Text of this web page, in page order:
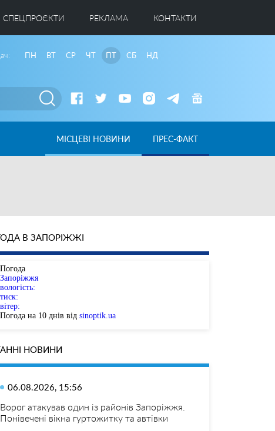
CПЕЦПРОЄКТИ РЕКЛАМА КОНТАКТИ
ПН ВТ СР ЧТ ПТ СБ НД
МІСЦЕВІ НОВИНИ ПРЕС-ФАКТ
В ЗАПОРІЖЖІ
Погода
Запоріжжя
вологість:
тиск:
вітер:
Погода на 10 днів від sinoptik.ua
НОВИНИ
06.08.2026, 15:56
Ворог атакував один із районів Запоріжжя.
Понівечені вікна гуртожитку та автівки